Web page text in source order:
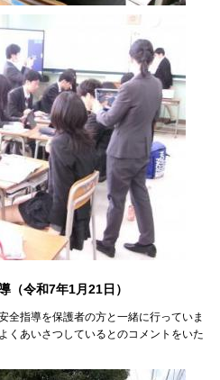
（令和7年1月21日）
全指導を保護者の方と一緒に行っていま
くあいさつしているとのコメントをいた